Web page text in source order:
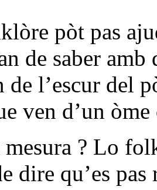
pòt pas
de saber amb
de l’escur del
ven d’un
? Lo
dire qu’es pas